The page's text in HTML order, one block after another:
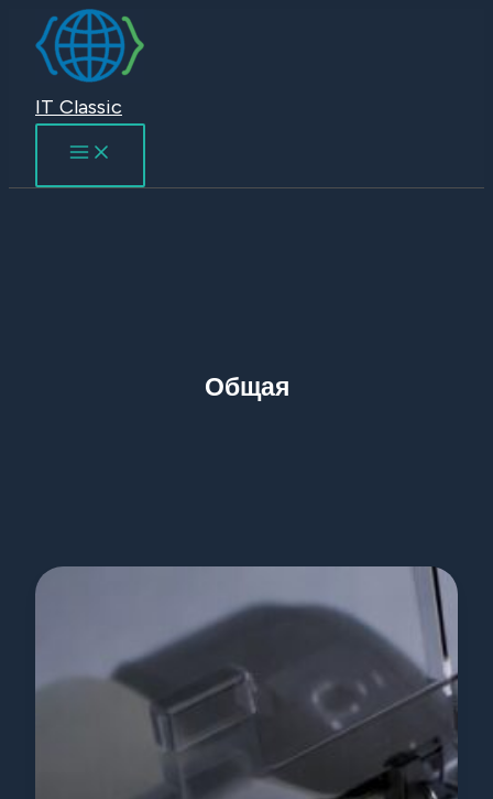
Перейти
содержимому
IT Classic
Общая